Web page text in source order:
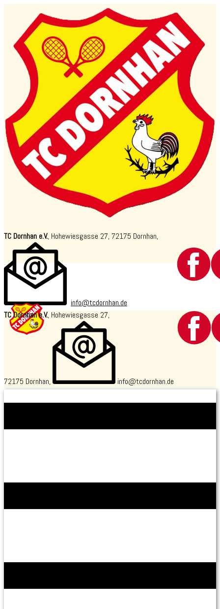
TC Dornhan e.V., Hohewiesgasse 27, 72175 Dornhan,
info@tcdornhan.de
TC Dornhan e.V., Hohewiesgasse 27,
72175 Dornhan, ​info@tcdornhan.de